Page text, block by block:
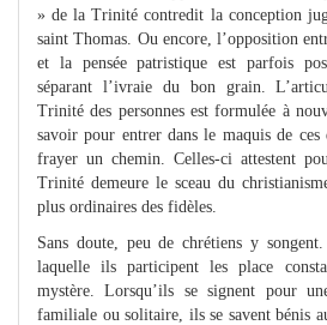
» de la Trinité contredit la conception
saint Thomas. Ou encore, l’opposition
et la pensée patristique est parfois
séparant l’ivraie du bon grain.
Trinité des personnes est formulée à
savoir pour entrer dans le maquis de ces
frayer un chemin. Celles-ci attestent
Trinité demeure le sceau du
plus ordinaires des fidèles.
Sans doute, peu de chrétiens y
laquelle ils participent les place
mystère. Lorsqu’ils se signent pour
familiale ou solitaire, ils se savent bénis